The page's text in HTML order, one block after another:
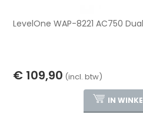
LevelOne WAP-8221 AC750
€ 109,90 (incl. btw)
IN